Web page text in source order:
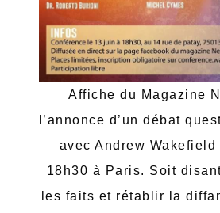
Affiche du Magazine
l’annonce d’un débat
avec Andrew
18h30 à Paris. Soit
les faits et rétablir la